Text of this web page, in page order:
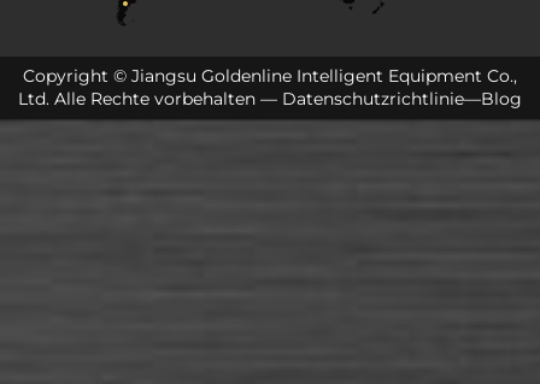
Copyright © Jiangsu Goldenline Intelligent Equipment Co.,
Ltd. Alle Rechte vorbehalten — Datenschutzrichtlinie—Blog